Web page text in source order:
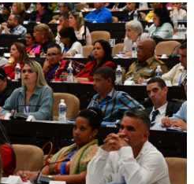
la
prensa
cubana”